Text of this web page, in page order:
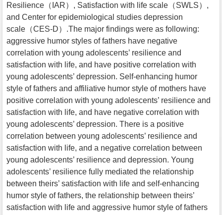
Resilience（IAR）, Satisfaction with life scale（SWLS）,
and Center for epidemiological studies depression
scale（CES-D）.The major findings were as following:
aggressive humor styles of fathers have negative
correlation with young adolescents’ resilience and
satisfaction with life, and have positive correlation with
young adolescents’ depression. Self-enhancing humor
style of fathers and affiliative humor style of mothers have
positive correlation with young adolescents’ resilience and
satisfaction with life, and have negative correlation with
young adolescents’ depression. There is a positive
correlation between young adolescents’ resilience and
satisfaction with life, and a negative correlation between
young adolescents’ resilience and depression. Young
adolescents’ resilience fully mediated the relationship
between theirs’ satisfaction with life and self-enhancing
humor style of fathers, the relationship between theirs’
satisfaction with life and aggressive humor style of fathers